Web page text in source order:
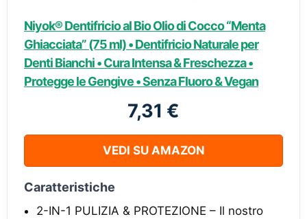
Niyok® Dentifricio al Bio Olio di Cocco “Menta
Ghiacciata” (75 ml) • Dentifricio Naturale per
Denti Bianchi • Cura Intensa & Freschezza •
Protegge le Gengive • Senza Fluoro & Vegan
7,31 €
VEDI SU AMAZON
Caratteristiche
2-IN-1 PULIZIA & PROTEZIONE – Il nostro